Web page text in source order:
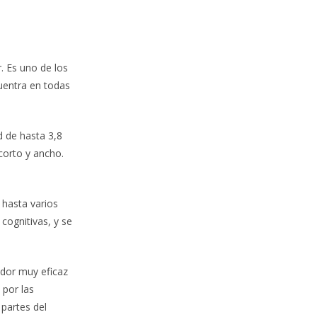
Es uno de los
en todas
de hasta 3,8
y ancho.
varios
y se
muy eficaz
las
del